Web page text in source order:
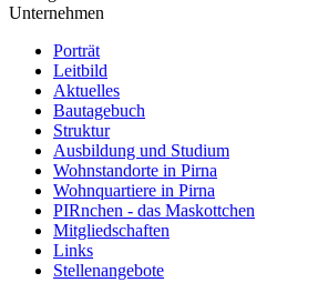
Unternehmen
Porträt
Leitbild
Aktuelles
Bautagebuch
Struktur
Ausbildung und Studium
Wohnstandorte in Pirna
Wohnquartiere in Pirna
PIRnchen - das Maskottchen
Mitgliedschaften
Links
Stellenangebote